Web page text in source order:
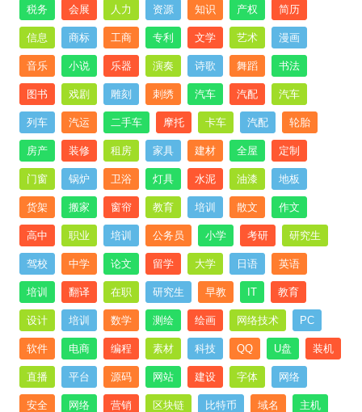
税务 会展 人力 资源 知识 产权 简历
信息 商标 工商 专利 文学 艺术 漫画
音乐 小说 乐器 演奏 诗歌 舞蹈 书法
图书 戏剧 雕刻 刺绣 汽车 汽配 汽车
列车 汽运 二手车 摩托 卡车 汽配 轮胎
房产 装修 租房 家具 建材 全屋 定制
门窗 锅炉 卫浴 灯具 水泥 油漆 地板
货架 搬家 窗帘 教育 培训 散文 作文
高中 职业 培训 公务员 小学 考研 研究生
驾校 中学 论文 留学 大学 日语 英语
培训 翻译 在职 研究生 早教 IT 教育
设计 培训 数学 测绘 绘画 网络技术 PC
软件 电商 编程 素材 科技 QQ U盘 装机
直播 平台 源码 网站 建设 字体 网络
安全 网络 营销 区块链 比特币 域名 主机